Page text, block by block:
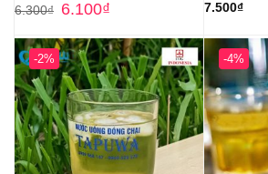
6.300₫ Giá
gốc
6.300₫.
6.100₫
là:
6.100₫.
7.500₫
-2% -4%